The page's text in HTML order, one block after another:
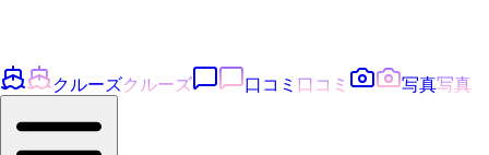
クルーズクルーズ 口コミ 口コミ 写真写真